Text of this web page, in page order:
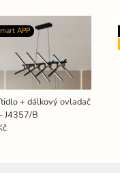
+ dálkový ovladač
J4357/B
APP